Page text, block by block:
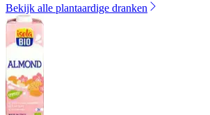
Bekijk alle plantaardige dranken